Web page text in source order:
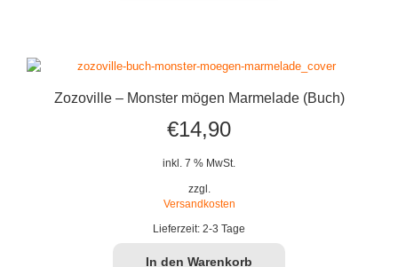
Zozoville – Monster mögen Marmelade (Buch)
€14,90
inkl. 7 % MwSt.
zzgl.
Versandkosten
Lieferzeit: 2-3 Tage
In den Warenkorb